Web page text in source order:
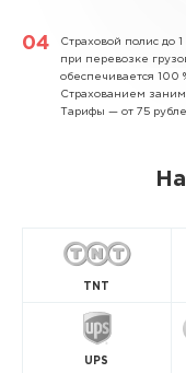
Страховой полис до
при перевозке
обеспечивается 100
Страхованием
Тарифы — от 75
TNT
UPS